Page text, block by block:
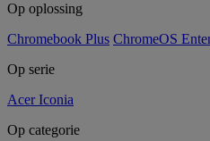
Op oplossing
Chromebook Plus ChromeOS
Op serie
Acer Iconia
Op categorie